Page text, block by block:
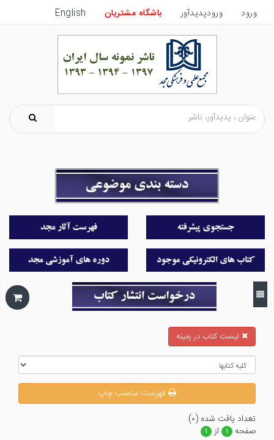
ورود ورودپدیدآور باشگاه مشتریان English
ليست كتاب در زمينه
فهرست مناسب چاپ
تعداد يافت شده (۰)
صفحه
۱ از ۱